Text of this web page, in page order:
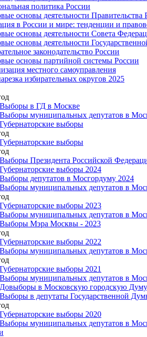
политика России
основы деятельности Правительства
в России и мире: тенденции и
основы деятельности Совета
основы деятельности
законодательство России
основы партийной системы России
местного самоуправления
избирательных округов 2025
Выборы в ГД в Москве
Выборы муниципальных депутатов в
Губернаторские выборы
Губернаторские выборы
Выборы Президента Российской
Губернаторские выборы 2024
Выборы депутатов в Мосгордуму 2024
Выборы муниципальных депутатов в
Губернаторские выборы 2023
Выборы муниципальных депутатов в
Выборы Мэра Москвы - 2023
Губернаторские выборы 2022
Выборы муниципальных депутатов в
Губернаторские выборы 2021
Выборы муниципальных депутатов в
Довыборы в Московскую городскую Думу
Выборы в депутаты Государственной
Губернаторские выборы 2020
Выборы муниципальных депутатов в